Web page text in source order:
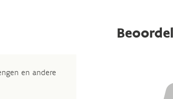
en andere